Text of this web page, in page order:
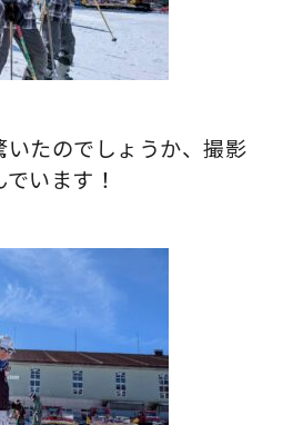
たのでしょうか、撮影
います！